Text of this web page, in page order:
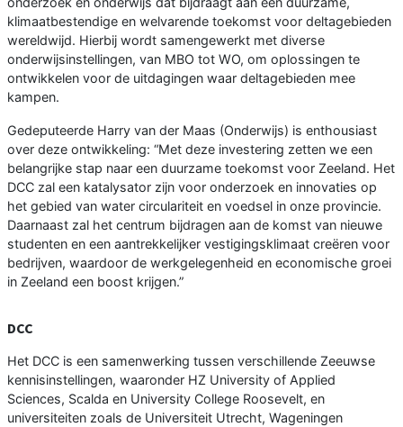
klimaatbestendige en welvarende toekomst voor deltagebieden
wereldwijd. Hierbij wordt samengewerkt met diverse
onderwijsinstellingen, van MBO tot WO, om oplossingen te
ontwikkelen voor de uitdagingen waar deltagebieden mee
kampen.
Gedeputeerde Harry van der Maas (Onderwijs) is enthousiast
over deze ontwikkeling: “Met deze investering zetten we een
belangrijke stap naar een duurzame toekomst voor Zeeland. Het
DCC zal een katalysator zijn voor onderzoek en innovaties op
het gebied van water circulariteit en voedsel in onze provincie.
Daarnaast zal het centrum bijdragen aan de komst van nieuwe
studenten en een aantrekkelijker vestigingsklimaat creëren voor
bedrijven, waardoor de werkgelegenheid en economische groei
in Zeeland een boost krijgen.”
DCC
Het DCC is een samenwerking tussen verschillende Zeeuwse
kennisinstellingen, waaronder HZ University of Applied
Sciences, Scalda en University College Roosevelt, en
universiteiten zoals de Universiteit Utrecht, Wageningen